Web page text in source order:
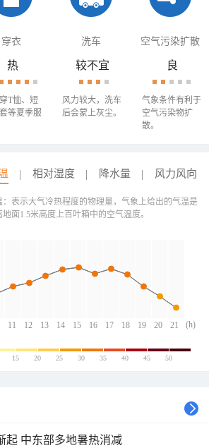
穿衣 洗车 空气污染扩散
热
T恤、短
等夏季服
较不宜
风力较大，洗车
后会蒙上灰尘。
良
气象条件有利于
空气污染物扩
散。
相对湿度 降水量 风力风向
11 12 13 14 15 16 17 18 19 20 21
(h)
：表示大气冷热程度的物理量，气象上给出的气温是
地面1.5米高度上百叶箱中的空气温度。
15 20 25 30 35 40 45 50
起 中东部多地暑热消减